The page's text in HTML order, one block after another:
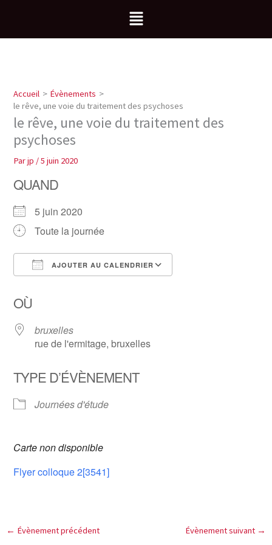
contenu
Menu
Accueil
Évènements
le rêve, une voie du traitement des psychoses
le rêve, une voie du traitement des
psychoses
Parjp /5 juin 2020
QUAND
5 juin 2020
Toute la journée
AJOUTER AU CALENDRIER
OÙ
bruxelles
rue de l'ermitage, bruxelles
TYPE D’ÉVÈNEMENT
Journées d'étude
Carte non disponible
Flyer colloque 2[3541]
← Évènement précédent Évènement suivant →